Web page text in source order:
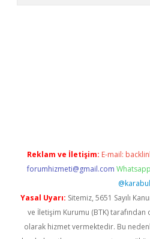
Reklam ve İletişim: E-mail:
forumhizmeti@gmail.com
@karabul
Yasal Uyarı: Sitemiz, 5651 Sayılı
ve İletişim Kurumu (BTK) tarafından
olarak hizmet vermektedir. Bu